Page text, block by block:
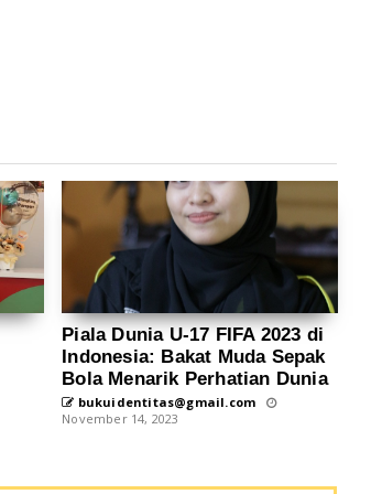
Piala Dunia U-17 FIFA 2023 di
Indonesia: Bakat Muda Sepak
Bola Menarik Perhatian Dunia
bukuidentitas@gmail.com
November 14, 2023